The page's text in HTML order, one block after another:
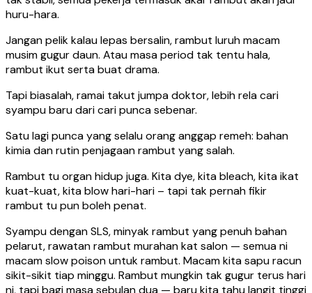
huru-hara.
Jangan pelik kalau lepas bersalin, rambut luruh macam
musim gugur daun. Atau masa period tak tentu hala,
rambut ikut serta buat drama.
Tapi biasalah, ramai takut jumpa doktor, lebih rela cari
syampu baru dari cari punca sebenar.
Satu lagi punca yang selalu orang anggap remeh: bahan
kimia dan rutin penjagaan rambut yang salah.
Rambut tu organ hidup juga. Kita dye, kita bleach, kita ikat
kuat-kuat, kita blow hari-hari – tapi tak pernah fikir
rambut tu pun boleh penat.
Syampu dengan SLS, minyak rambut yang penuh bahan
pelarut, rawatan rambut murahan kat salon — semua ni
macam slow poison untuk rambut. Macam kita sapu racun
sikit-sikit tiap minggu. Rambut mungkin tak gugur terus hari
ni, tapi bagi masa sebulan dua — baru kita tahu langit tinggi